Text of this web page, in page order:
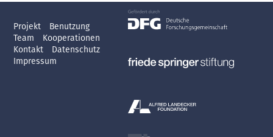
Projekt
Benutzung
Team
Kooperationen
Kontakt
Datenschutz
Impressum